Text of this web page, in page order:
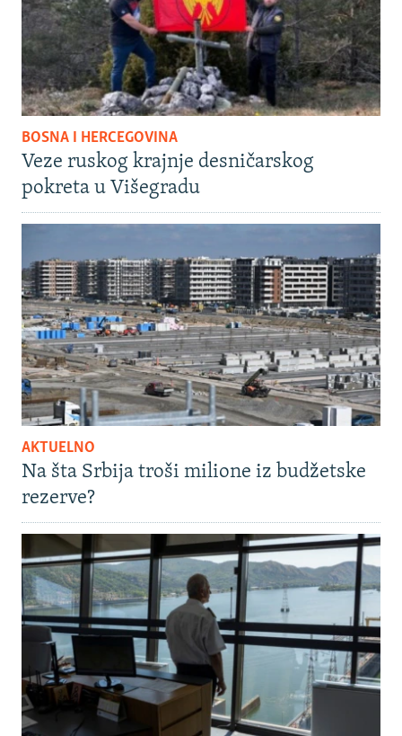
BOSNA I HERCEGOVINA
Veze ruskog krajnje desničarskog
pokreta u Višegradu
AKTUELNO
Na šta Srbija troši milione iz budžetske
rezerve?